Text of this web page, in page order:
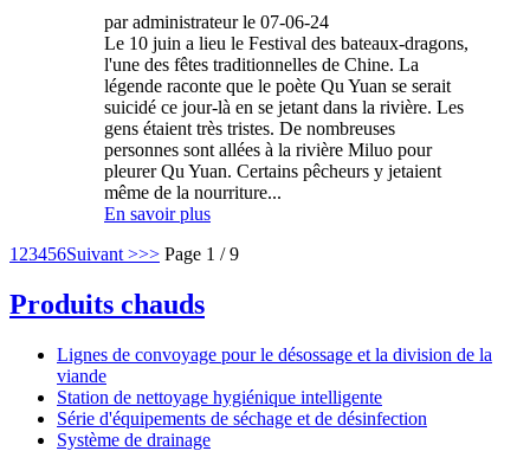
par administrateur le 07-06-24
Le 10 juin a lieu le Festival des bateaux-dragons,
l'une des fêtes traditionnelles de Chine. La
légende raconte que le poète Qu Yuan se serait
suicidé ce jour-là en se jetant dans la rivière. Les
gens étaient très tristes. De nombreuses
personnes sont allées à la rivière Miluo pour
pleurer Qu Yuan. Certains pêcheurs y jetaient
même de la nourriture...
En savoir plus
1 23456Suivant >>> Page 1 / 9
Produits chauds
Lignes de convoyage pour le désossage et la division de la
viande
Station de nettoyage hygiénique intelligente
Série d'équipements de séchage et de désinfection
Système de drainage